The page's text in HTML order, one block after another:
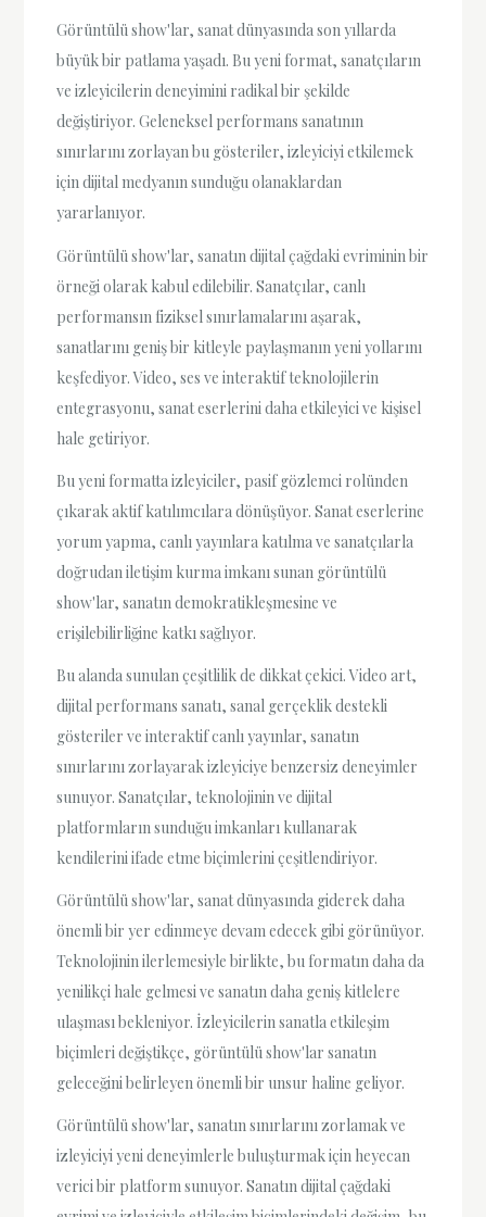
Görüntülü show'lar, sanat dünyasında son yıllarda
büyük bir patlama yaşadı. Bu yeni format, sanatçıların
ve izleyicilerin deneyimini radikal bir şekilde
değiştiriyor. Geleneksel performans sanatının
sınırlarını zorlayan bu gösteriler, izleyiciyi etkilemek
için dijital medyanın sunduğu olanaklardan
yararlanıyor.
Görüntülü show'lar, sanatın dijital çağdaki evriminin bir
örneği olarak kabul edilebilir. Sanatçılar, canlı
performansın fiziksel sınırlamalarını aşarak,
sanatlarını geniş bir kitleyle paylaşmanın yeni yollarını
keşfediyor. Video, ses ve interaktif teknolojilerin
entegrasyonu, sanat eserlerini daha etkileyici ve kişisel
hale getiriyor.
Bu yeni formatta izleyiciler, pasif gözlemci rolünden
çıkarak aktif katılımcılara dönüşüyor. Sanat eserlerine
yorum yapma, canlı yayınlara katılma ve sanatçılarla
doğrudan iletişim kurma imkanı sunan görüntülü
show'lar, sanatın demokratikleşmesine ve
erişilebilirliğine katkı sağlıyor.
Bu alanda sunulan çeşitlilik de dikkat çekici. Video art,
dijital performans sanatı, sanal gerçeklik destekli
gösteriler ve interaktif canlı yayınlar, sanatın
sınırlarını zorlayarak izleyiciye benzersiz deneyimler
sunuyor. Sanatçılar, teknolojinin ve dijital
platformların sunduğu imkanları kullanarak
kendilerini ifade etme biçimlerini çeşitlendiriyor.
Görüntülü show'lar, sanat dünyasında giderek daha
önemli bir yer edinmeye devam edecek gibi görünüyor.
Teknolojinin ilerlemesiyle birlikte, bu formatın daha da
yenilikçi hale gelmesi ve sanatın daha geniş kitlelere
ulaşması bekleniyor. İzleyicilerin sanatla etkileşim
biçimleri değiştikçe, görüntülü show'lar sanatın
geleceğini belirleyen önemli bir unsur haline geliyor.
Görüntülü show'lar, sanatın sınırlarını zorlamak ve
izleyiciyi yeni deneyimlerle buluşturmak için heyecan
verici bir platform sunuyor. Sanatın dijital çağdaki